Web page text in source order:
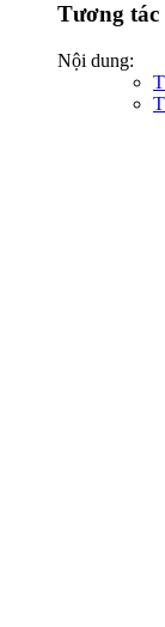
Tương tác
Nội dung: